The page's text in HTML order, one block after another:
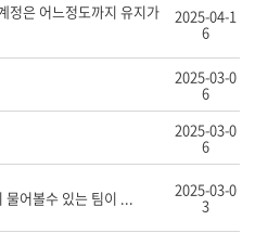
정은 어느정도까지 유지가
2025-04-1
6
2025-03-0
6
2025-03-0
6
물어볼수 있는 팀이 ... 2025-03-0
3